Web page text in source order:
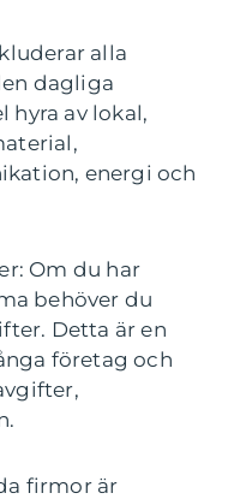
alla
dagliga
hyra av lokal,
energi och
Om du har
behöver du
Detta är en
företag och
firmor är